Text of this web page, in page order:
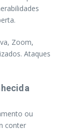
Zoom,
Ataques
ou
conter